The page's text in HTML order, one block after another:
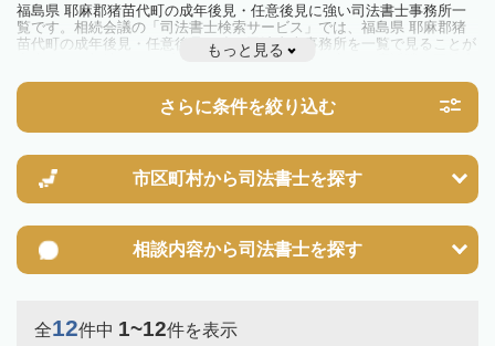
福島県 耶麻郡猪苗代町の成年後見・任意後見に強い司法書士事務所一
覧です。相続会議の「司法書士検索サービス」では、福島県 耶麻郡猪
苗代町の成年後見・任意後見に強い司法書士事務所を一覧で見ることが
出来ます。相続のトラブルやお悩みを抱えている方は一度近隣の司法書
もっと見る
さらに条件を絞り込む
市区町村から司法書士を探す
相談内容から司法書士を探す
全12件中 1~12件を表示